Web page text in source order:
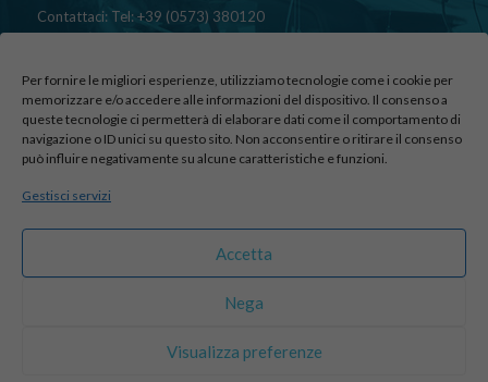
Per fornire le migliori esperienze, utilizziamo tecnologie come i cookie per
memorizzare e/o accedere alle informazioni del dispositivo. Il consenso a
queste tecnologie ci permetterà di elaborare dati come il comportamento di
navigazione o ID unici su questo sito. Non acconsentire o ritirare il consenso
può influire negativamente su alcune caratteristiche e funzioni.
Gestisci servizi
Accetta
Nega
Visualizza preferenze
Contattaci: Tel: +39 (0573) 380120
Fax: 39 (0573) 985420
Via di Canapale, 10
51100 PISTOIA
Find us here:
sito realizzato da
Reserved | Credits